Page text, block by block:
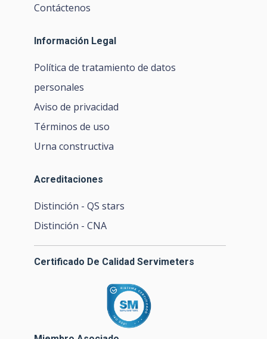
Contáctenos
Información Legal
Política de tratamiento de datos
personales
Aviso de privacidad
Términos de uso
Urna constructiva
Acreditaciones
Distinción - QS stars
Distinción - CNA
Certificado De Calidad Servimeters